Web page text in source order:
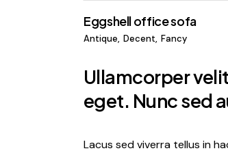
Eggshell office sofa
Antique Decent Fancy
Ullamcorper
eget. Nunc sed
Lacus sed viverra tellus in